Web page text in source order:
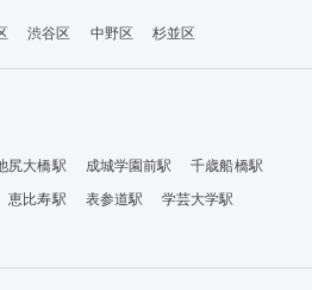
渋谷区 中野区 杉並区
尻大橋駅 成城学園前駅
千歳船橋駅
恵比寿駅 表参道駅
学芸大学駅